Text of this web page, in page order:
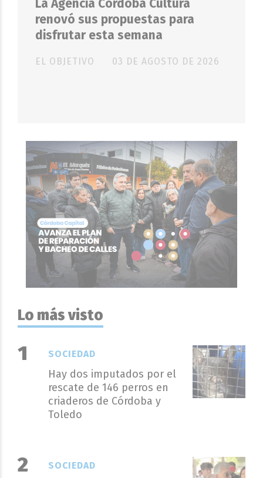
La Agencia Córdoba Cultura
renovó sus propuestas para
disfrutar esta semana
EL OBJETIVO 03 DE AGOSTO DE 2026
Lo más visto
Hay dos imputados por el
rescate de 146 perros en
criaderos de Córdoba y
Toledo
SOCIEDAD
SOCIEDAD